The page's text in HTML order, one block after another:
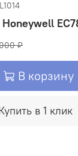
₽
В корзину
в 1 клик